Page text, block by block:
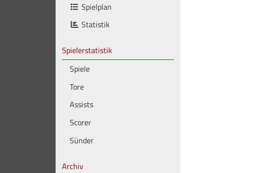
Spielplan
Statistik
Spielerstatistik
Spiele
Tore
Assists
Scorer
Sünder
Archiv